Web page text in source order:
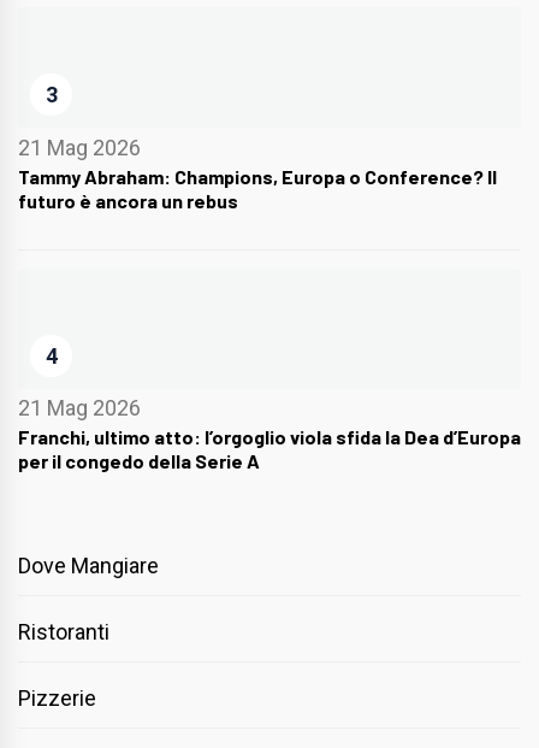
3
21 Mag 2026
Tammy Abraham: Champions, Europa o Conference? Il
futuro è ancora un rebus
4
21 Mag 2026
Franchi, ultimo atto: l’orgoglio viola sfida la Dea d’Europa
per il congedo della Serie A
Dove Mangiare
Ristoranti
Pizzerie